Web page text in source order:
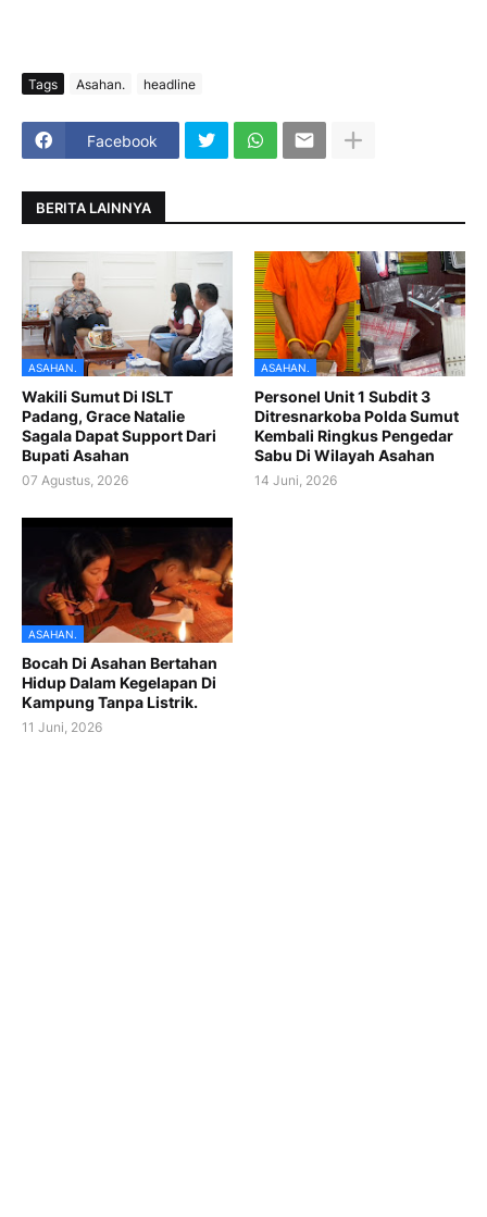
Tags Asahan. headline
Facebook
BERITA LAINNYA
ASAHAN.
Wakili Sumut Di ISLT
Padang, Grace Natalie
Sagala Dapat Support Dari
Bupati Asahan
07 Agustus, 2026
ASAHAN.
Personel Unit 1 Subdit 3
Ditresnarkoba Polda Sumut
Kembali Ringkus Pengedar
Sabu Di Wilayah Asahan
14 Juni, 2026
ASAHAN.
Bocah Di Asahan Bertahan
Hidup Dalam Kegelapan Di
Kampung Tanpa Listrik.
11 Juni, 2026